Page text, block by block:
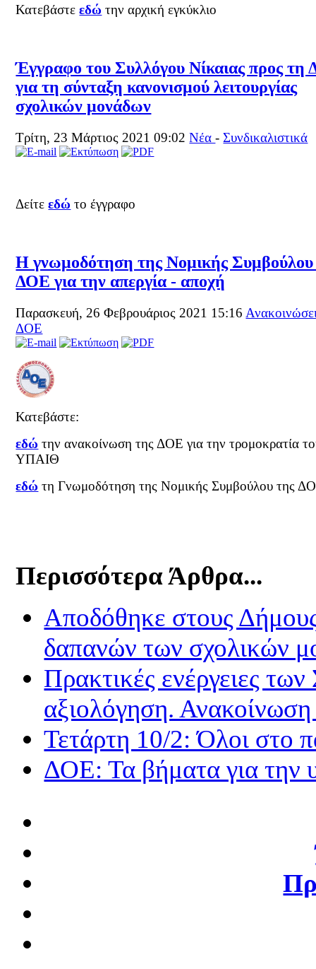
Κατεβάστεεδώ την αρχική εγκύκλιο
Έγγραφο του Συλλόγου Νίκαιας προς τη
για τη σύνταξη κανονισμού λειτουργίας
σχολικών μονάδων
Τρίτη, 23 Μάρτιος 2021 09:02Νέα-Συνδικαλιστικά
Δείτεεδώ το έγγραφο
Η γνωμοδότηση της Νομικής Συμβούλου
ΔΟΕ για την απεργία - αποχή
Παρασκευή, 26 Φεβρουάριος 2021 15:16
ΔΟΕ
Κατεβάστε:
εδώ την ανακοίνωση της ΔΟΕ για την τρομοκρατία
ΥΠΑΙΘ
εδώ τη Γνωμοδότηση της Νομικής Συμβούλου της
Περισσότερα Άρθρα...
Αποδόθηκε στους
δαπανών των σχολικών
Πρακτικές ενέργειες
αξιολόγηση.
Τετάρτη 10/2: Όλοι στο
ΔΟΕ: Τα βήματα για την